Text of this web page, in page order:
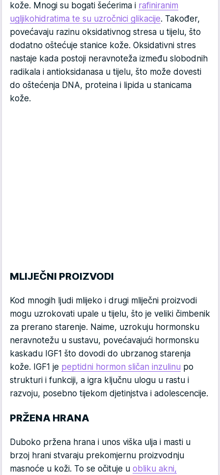
kože. Mnogi su bogati šećerima i rafiniranim
ugljikohidratima te su uzročnici glikacije. Također,
povećavaju razinu oksidativnog stresa u tijelu, što
dodatno oštećuje stanice kože. Oksidativni stres
nastaje kada postoji neravnoteža između slobodnih
radikala i antioksidanasa u tijelu, što može dovesti
do oštećenja DNA, proteina i lipida u stanicama
kože.
MLIJEČNI PROIZVODI
Kod mnogih ljudi mlijeko i drugi mliječni proizvodi
mogu uzrokovati upale u tijelu, što je veliki čimbenik
za prerano starenje. Naime, uzrokuju hormonsku
neravnotežu u sustavu, povećavajući hormonsku
kaskadu IGF1 što dovodi do ubrzanog starenja
kože. IGF1 je peptidni hormon sličan inzulinu po
strukturi i funkciji, a igra ključnu ulogu u rastu i
razvoju, posebno tijekom djetinjstva i adolescencije.
PRŽENA HRANA
Duboko pržena hrana i unos viška ulja i masti u
brzoj hrani stvaraju prekomjernu proizvodnju
masnoće u koži. To se očituje u obliku akni,